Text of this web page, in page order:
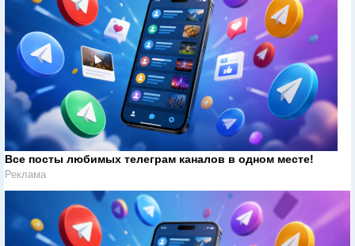
Все посты любимых телеграм каналов в одном месте!
Реклама